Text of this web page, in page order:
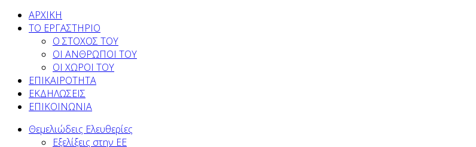
ΑΡΧΙΚΗ
ΤΟ ΕΡΓΑΣΤΗΡΙΟ
Ο ΣΤΟΧΟΣ ΤΟΥ
ΟΙ ΑΝΘΡΩΠΟΙ ΤΟΥ
ΟΙ ΧΩΡΟΙ ΤΟΥ
ΕΠΙΚΑΙΡΟΤΗΤΑ
ΕΚΔΗΛΩΣΕΙΣ
ΕΠΙΚΟΙΝΩΝΙΑ
Θεμελιώδεις Ελευθερίες
Εξελίξεις στην ΕΕ